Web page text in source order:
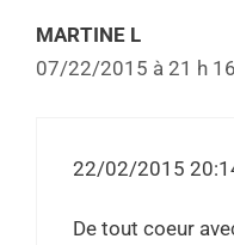
MARTINE L
07/22/2015 à 21 h
22/02/2015
De tout coeur